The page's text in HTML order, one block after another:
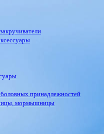
принадлежностей
мормышницы